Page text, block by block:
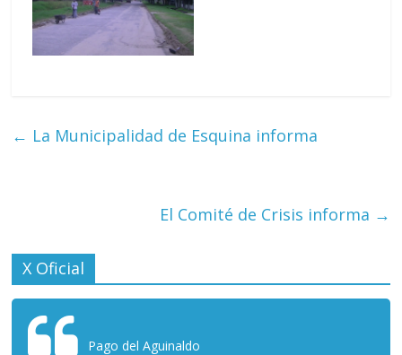
← La Municipalidad de Esquina informa
El Comité de Crisis informa →
X Oficial
Pago del Aguinaldo